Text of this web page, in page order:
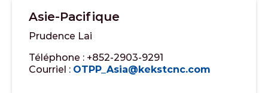
Asie-Pacifique
Prudence Lai
Téléphone : +852-2903-9291
Courriel : OTPP_Asia@kekstcnc.com